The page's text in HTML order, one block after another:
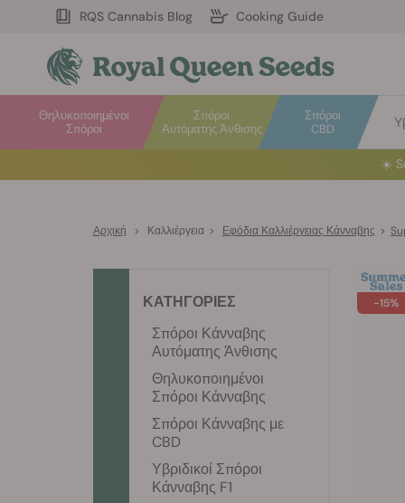
RQS Cannabis Blog Cooking Guide
Σπόροι
Αυτόματης Άνθισης
Θηλυκοποιημένοι
Σπόροι
Σπόροι
CBD
☀️
Αρχική > Καλλιέργεια > Εφόδια Καλλιέργειας Κάνναβης >
-15%
ΚΑΤΗΓΟΡΙΕΣ
Σπόροι Κάνναβης
Αυτόματης Άνθισης
Θηλυκοποιημένοι
Σπόροι Κάνναβης
Σπόροι Κάνναβης με
CBD
Υβριδικοί Σπόροι
Κάνναβης F1